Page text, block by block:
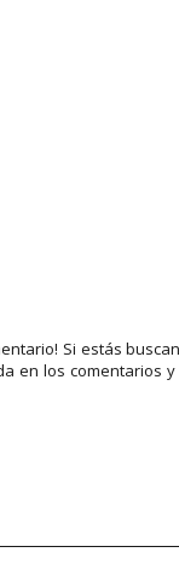
Si estás
en los comentarios